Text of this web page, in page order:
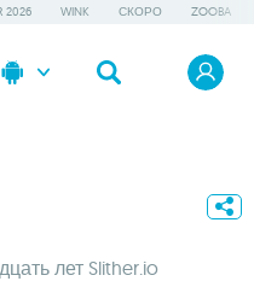
2026 WINK СКОРО ZOOBA
лет Slither.io